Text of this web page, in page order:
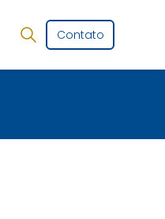
Contato